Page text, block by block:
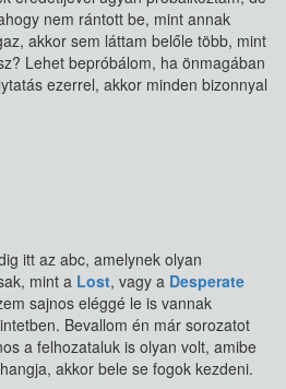
nem rántott be, mint annak
akkor sem láttam belőle több, mint
Lehet bepróbálom, ha önmagában
ezerrel, akkor minden bizonnyal
itt az abc, amelynek olyan
mint a Lost, vagy a Desperate
sajnos eléggé le is vannak
Bevallom én már sorozatot
a felhozataluk is olyan volt, amibe
akkor bele se fogok kezdeni.